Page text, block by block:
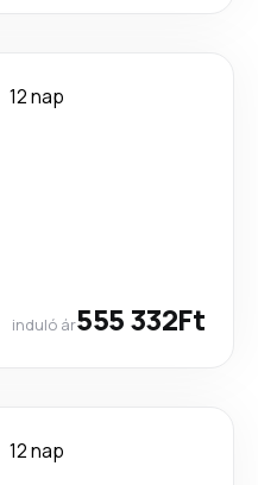
12 nap
induló ár555 332Ft
12 nap